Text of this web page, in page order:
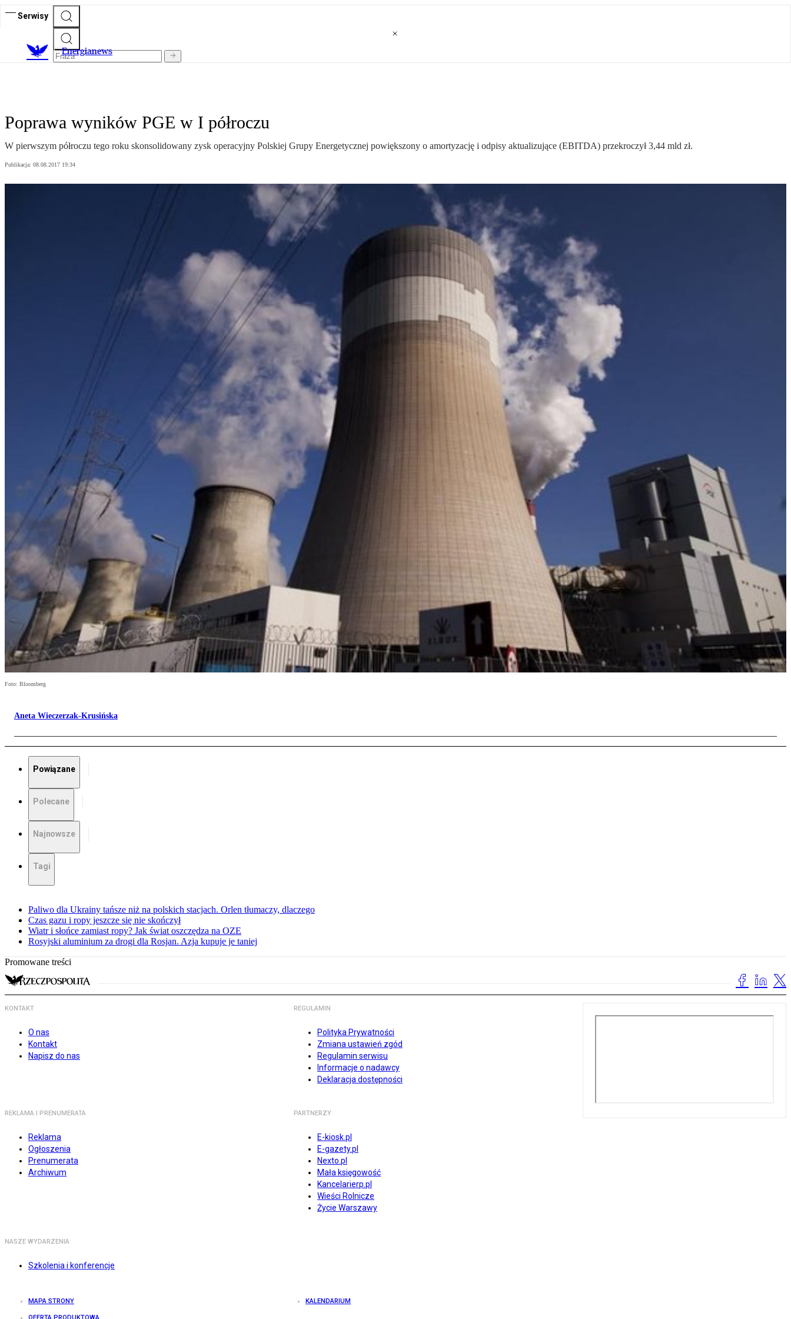
Serwisy
Energianews
Poprawa wyników PGE w I półroczu
W pierwszym półroczu tego roku skonsolidowany zysk operacyjny Polskiej Grupy Energetycznej powiększony o amortyzację i odpisy aktualizujące (EBITDA) przekroczył 3,44 mld zł.
Publikacja: 08.08.2017 19:34
Foto: Bloomberg
Aneta Wieczerzak-Krusińska
Powiązane
Polecane
Najnowsze
Tagi
Paliwo dla Ukrainy tańsze niż na polskich stacjach. Orlen tłumaczy, dlaczego
Czas gazu i ropy jeszcze się nie skończył
Wiatr i słońce zamiast ropy? Jak świat oszczędza na OZE
Rosyjski aluminium za drogi dla Rosjan. Azja kupuje je taniej
Promowane treści
KONTAKT
O nas
Kontakt
Napisz do nas
REGULAMIN
Polityka Prywatności
Zmiana ustawień zgód
Regulamin serwisu
Informacje o nadawcy
Deklaracja dostępności
REKLAMA I PRENUMERATA
Reklama
Ogłoszenia
Prenumerata
Archiwum
PARTNERZY
E-kiosk.pl
E-gazety.pl
Nexto.pl
Mała księgowość
Kancelarierp.pl
Wieści Rolnicze
Życie Warszawy
NASZE WYDARZENIA
Szkolenia i konferencje
MAPA STRONY KALENDARIUM